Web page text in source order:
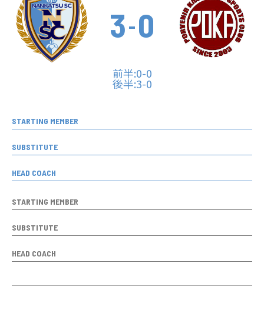
3 0
前半:0-0
後半:3-0
STARTING MEMBER
SUBSTITUTE
HEAD COACH
STARTING MEMBER
SUBSTITUTE
HEAD COACH